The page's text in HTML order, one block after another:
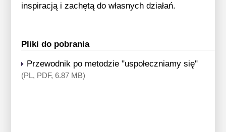
inspiracją i zachętą do własnych działań.
Pliki do pobrania
Przewodnik po metodzie "uspołeczniamy się"
(PL, PDF, 6.87 MB)